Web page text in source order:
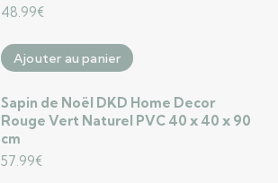
48.99€
Ajouter au panier
Sapin de Noël DKD Home Decor
Rouge Vert Naturel PVC 40 x 40 x 90
cm
57.99€